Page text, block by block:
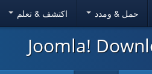
حمل & ومدد اكتشف & تعلم
Joomla!